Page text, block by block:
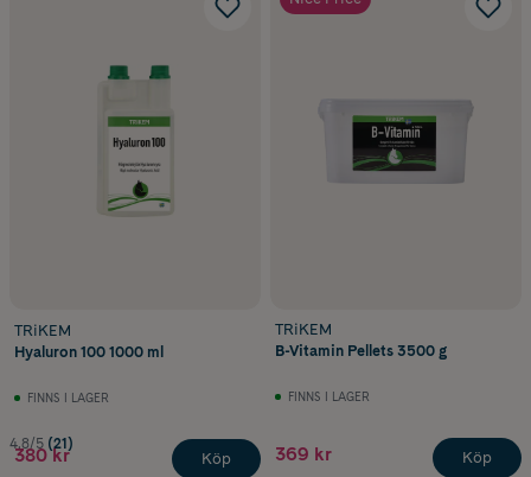
TRiKEM
Hyaluron 100 1000 ml
FINNS I LAGER
4.8/5 (21)
380 kr Köp
TRiKEM
B-Vitamin Pellets 3500 g
FINNS I LAGER
369 kr Köp